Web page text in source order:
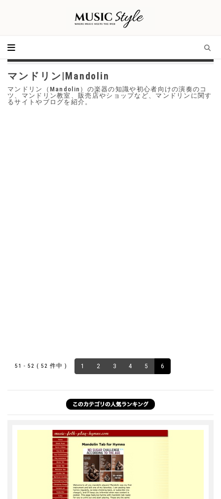
マンドリン|Mandolin
マンドリン（Mandolin）の楽器の知識や初心者向けの演奏のコ
ツ、マンドリン教室、販売店やショップなど、マンドリンに関す
るサイトやブログを紹介。
51 - 52 ( 52 件中 ) 1 2 3 4 5 6